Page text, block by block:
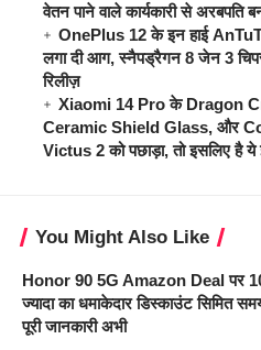
वेतन पाने वाले कार्यकारी से
OnePlus 12 के इन हाई
लगा दी आग, स्नैपड्रैगन 8 जेन 3
रिलीज़
Xiaomi 14 Pro के Dragon
Ceramic Shield Glass, और
Victus 2 को पछाड़ा, तो इसलिए है
You Might Also Like
Honor 90 5G Amazon Deal पर
ज्यादा का धमाकेदार डिस्काउंट सिमित
पूरी जानकारी अभी